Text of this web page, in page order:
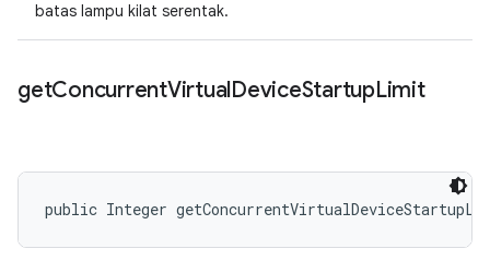
batas lampu kilat serentak.
getConcurrentVirtualDeviceStartupLimit
public Integer